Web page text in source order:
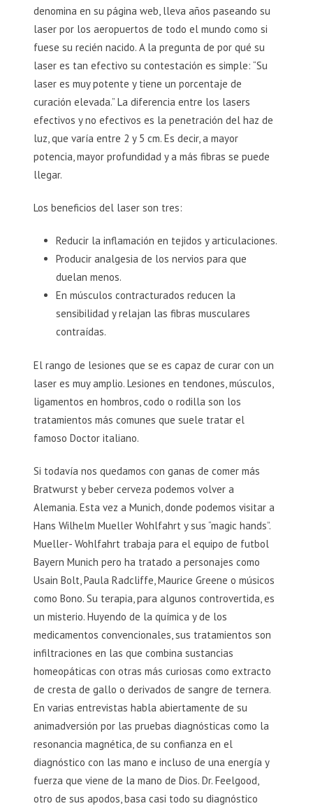
denomina en su página web, lleva años paseando su
laser por los aeropuertos de todo el mundo como si
fuese su recién nacido. A la pregunta de por qué su
laser es tan efectivo su contestación es simple: “Su
laser es muy potente y tiene un porcentaje de
curación elevada.” La diferencia entre los lasers
efectivos y no efectivos es la penetración del haz de
luz, que varía entre 2 y 5 cm. Es decir, a mayor
potencia, mayor profundidad y a más fibras se puede
llegar.
Los beneficios del laser son tres:
Reducir la inflamación en tejidos y articulaciones.
Producir analgesia de los nervios para que
duelan menos.
En músculos contracturados reducen la
sensibilidad y relajan las fibras musculares
contraídas.
El rango de lesiones que se es capaz de curar con un
laser es muy amplio. Lesiones en tendones, músculos,
ligamentos en hombros, codo o rodilla son los
tratamientos más comunes que suele tratar el
famoso Doctor italiano.
Si todavía nos quedamos con ganas de comer más
Bratwurst y beber cerveza podemos volver a
Alemania. Esta vez a Munich, donde podemos visitar a
Hans Wilhelm Mueller Wohlfahrt y sus “magic hands”.
Mueller- Wohlfahrt trabaja para el equipo de futbol
Bayern Munich pero ha tratado a personajes como
Usain Bolt, Paula Radcliffe, Maurice Greene o músicos
como Bono. Su terapia, para algunos controvertida, es
un misterio. Huyendo de la química y de los
medicamentos convencionales, sus tratamientos son
infiltraciones en las que combina sustancias
homeopáticas con otras más curiosas como extracto
de cresta de gallo o derivados de sangre de ternera.
En varias entrevistas habla abiertamente de su
animadversión por las pruebas diagnósticas como la
resonancia magnética, de su confianza en el
diagnóstico con las mano e incluso de una energía y
fuerza que viene de la mano de Dios. Dr. Feelgood,
otro de sus apodos, basa casi todo su diagnóstico